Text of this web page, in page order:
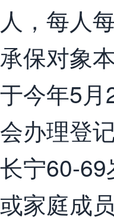
人，每人
承保对象
于今年5
会办理登
长宁60-
或家庭成